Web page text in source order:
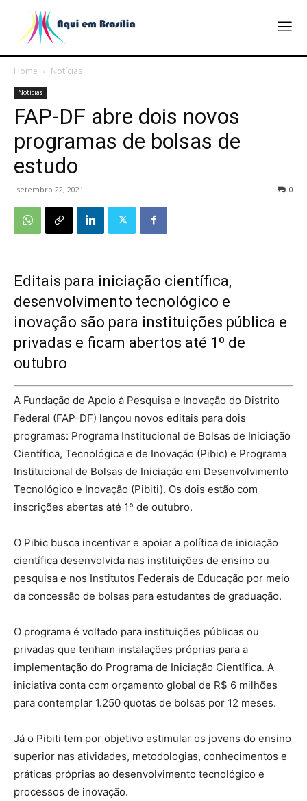
Home Notícias
Notícias
FAP-DF abre dois novos
programas de bolsas de
estudo
setembro 22, 2021 0
Editais para iniciação científica,
desenvolvimento tecnológico e
inovação são para instituições pública e
privadas e ficam abertos até 1º de
outubro
A Fundação de Apoio à Pesquisa e Inovação do Distrito
Federal (FAP-DF) lançou novos editais para dois
programas: Programa Institucional de Bolsas de Iniciação
Científica, Tecnológica e de Inovação (Pibic) e Programa
Institucional de Bolsas de Iniciação em Desenvolvimento
Tecnológico e Inovação (Pibiti). Os dois estão com
inscrições abertas até 1º de outubro.
O Pibic busca incentivar e apoiar a política de iniciação
científica desenvolvida nas instituições de ensino ou
pesquisa e nos Institutos Federais de Educação por meio
da concessão de bolsas para estudantes de graduação.
O programa é voltado para instituições públicas ou
privadas que tenham instalações próprias para a
implementação do Programa de Iniciação Científica. A
iniciativa conta com orçamento global de R$ 6 milhões
para contemplar 1.250 quotas de bolsas por 12 meses.
Já o Pibiti tem por objetivo estimular os jovens do ensino
superior nas atividades, metodologias, conhecimentos e
práticas próprias ao desenvolvimento tecnológico e
processos de inovação.